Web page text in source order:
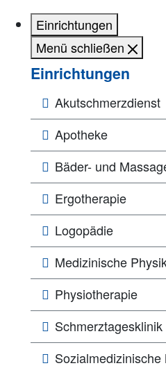
Einrichtungen
Menü schließen
Einrichtungen
Akutschmerzdienst
Apotheke
Bäder- und
Ergotherapie
Logopädie
Medizinische
Physiotherapie
Schmerztagesklinik
Sozialmedizinische